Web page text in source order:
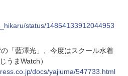
status/14854133912044953
「藍澤光」、今度はスクール水着
うまWatch）
docs/yajiuma/547733.html